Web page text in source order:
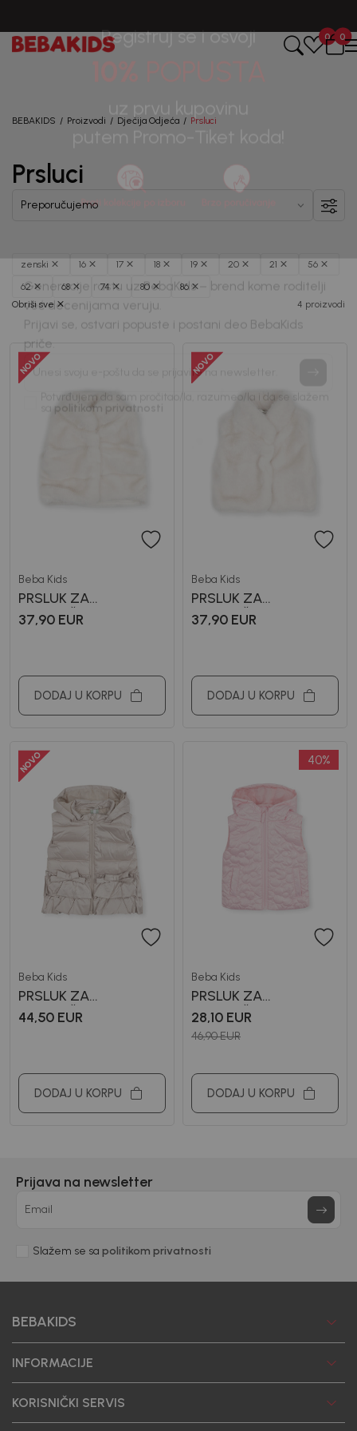
0 0
BEBAKIDS Proizvodi Dječija Odjeća Prsluci
Prsluci
zenski 16 17 18 19 20 21
56
62
68 74 80
86
4 proizvodi
Obriši sve
Beba Kids
PRSLUK ZA
DJEVOJČICE LIKI
37,90 EUR
DODAJ U KORPU
Beba Kids
PRSLUK ZA
DJEVOJČICE LILLIAN
37,90 EUR
DODAJ U KORPU
Beba Kids
PRSLUK ZA
DJEVOJČICE BEBAKIDS
44,50 EUR
DODAJ U KORPU
40%
Beba Kids
PRSLUK ZA
DJEVOJČICE BEBAKIDS
28,10 EUR
46,90EUR
DODAJ U KORPU
Prijava na newsletter
Email
Slažem se sa politikom privatnosti
BEBAKIDS
INFORMACIJE
KORISNIČKI SERVIS
putem Promo-Tiket koda!
Generacije rastu uz BebaKids – brend kome roditelji
već decenijama veruju.
Prijavi se, ostvari popuste i postani deo BebaKids
priče.
Unesi svoju e-poštu da se prijavite na newsletter.